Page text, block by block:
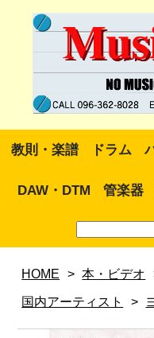
教則・楽譜 ドラム
DAW・DTM 管楽器
HOME > 本・ビデオ
国内アーティスト >